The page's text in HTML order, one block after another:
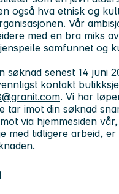
også hva etnisk og
Vår
med en bra miks
samfunnet og
søknad senest 14 juni
kontakt
. Vi har
tar imot din søknad
via hjemmesiden
med tidligere arbeid,